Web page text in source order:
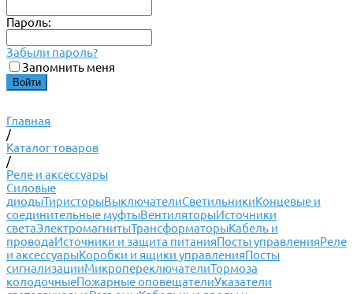
Пароль:
Забыли пароль?
Запомнить меня
Главная
/
Каталог товаров
/
Реле и аксессуары
Силовые
диодыТиристорыВыключателиСветильникиКонцевые и
соединительные муфтыВентиляторыИсточники
светаЭлектромагнитыТрансформаторыКабель и
проводаИсточники и защита питанияПосты управленияРеле
и аксессуарыКоробки и ящики управленияПосты
сигнализацииМикропереключателиТормоза
колодочныеПожарные оповещателиУказатели